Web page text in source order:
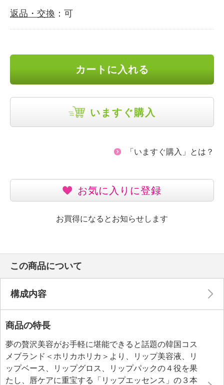
返品・交換 ：可
カートに入れる
いますぐ購入
「いますぐ購入」とは？
お気に入りに登録
お買得になるとお知らせします
この商品について
構成内容
商品の特長
夢の贅沢美容がお手軽に堪能できると話題の韓国コス
メブランド＜ホリカホリカ＞より、リップ美容液、リ
ップベース、リップグロス、リップパックの４役を果
たし、唇ケアに重宝する「リップエッセンス」の３本